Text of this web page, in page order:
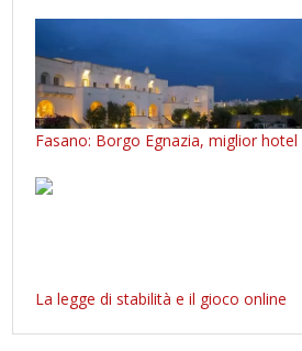
Fasano: Borgo Egnazia, miglior
La legge di stabilità e il gioco online